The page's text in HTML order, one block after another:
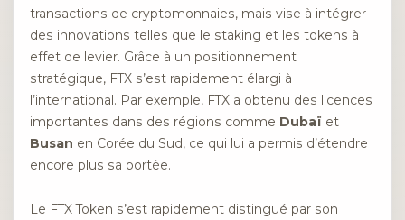
transactions de cryptomonnaies, mais vise à intégrer
des innovations telles que le staking et les tokens à
effet de levier. Grâce à un positionnement
stratégique, FTX s’est rapidement élargi à
l’international. Par exemple, FTX a obtenu des licences
importantes dans des régions comme Dubaï et
Busan en Corée du Sud, ce qui lui a permis d’étendre
encore plus sa portée.
Le FTX Token s’est rapidement distingué par son